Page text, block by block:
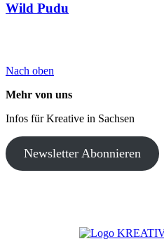
Wild Pudu
Nach oben
Mehr von uns
Infos für Kreative in Sachsen
Newsletter Abonnieren